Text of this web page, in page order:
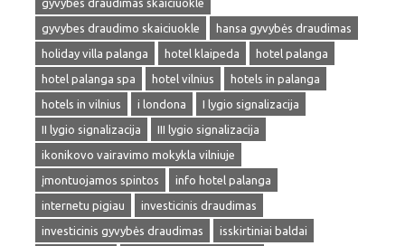
gyvybes draudimas skaiciuokle
gyvybes draudimo skaiciuokle
hansa gyvybės draudimas
holiday villa palanga
hotel klaipeda
hotel palanga
hotel palanga spa
hotel vilnius
hotels in palanga
hotels in vilnius
i londona
I lygio signalizacija
II lygio signalizacija
III lygio signalizacija
ikonikovo vairavimo mokykla vilniuje
įmontuojamos spintos
info hotel palanga
internetu pigiau
investicinis draudimas
investicinis gyvybės draudimas
isskirtiniai baldai